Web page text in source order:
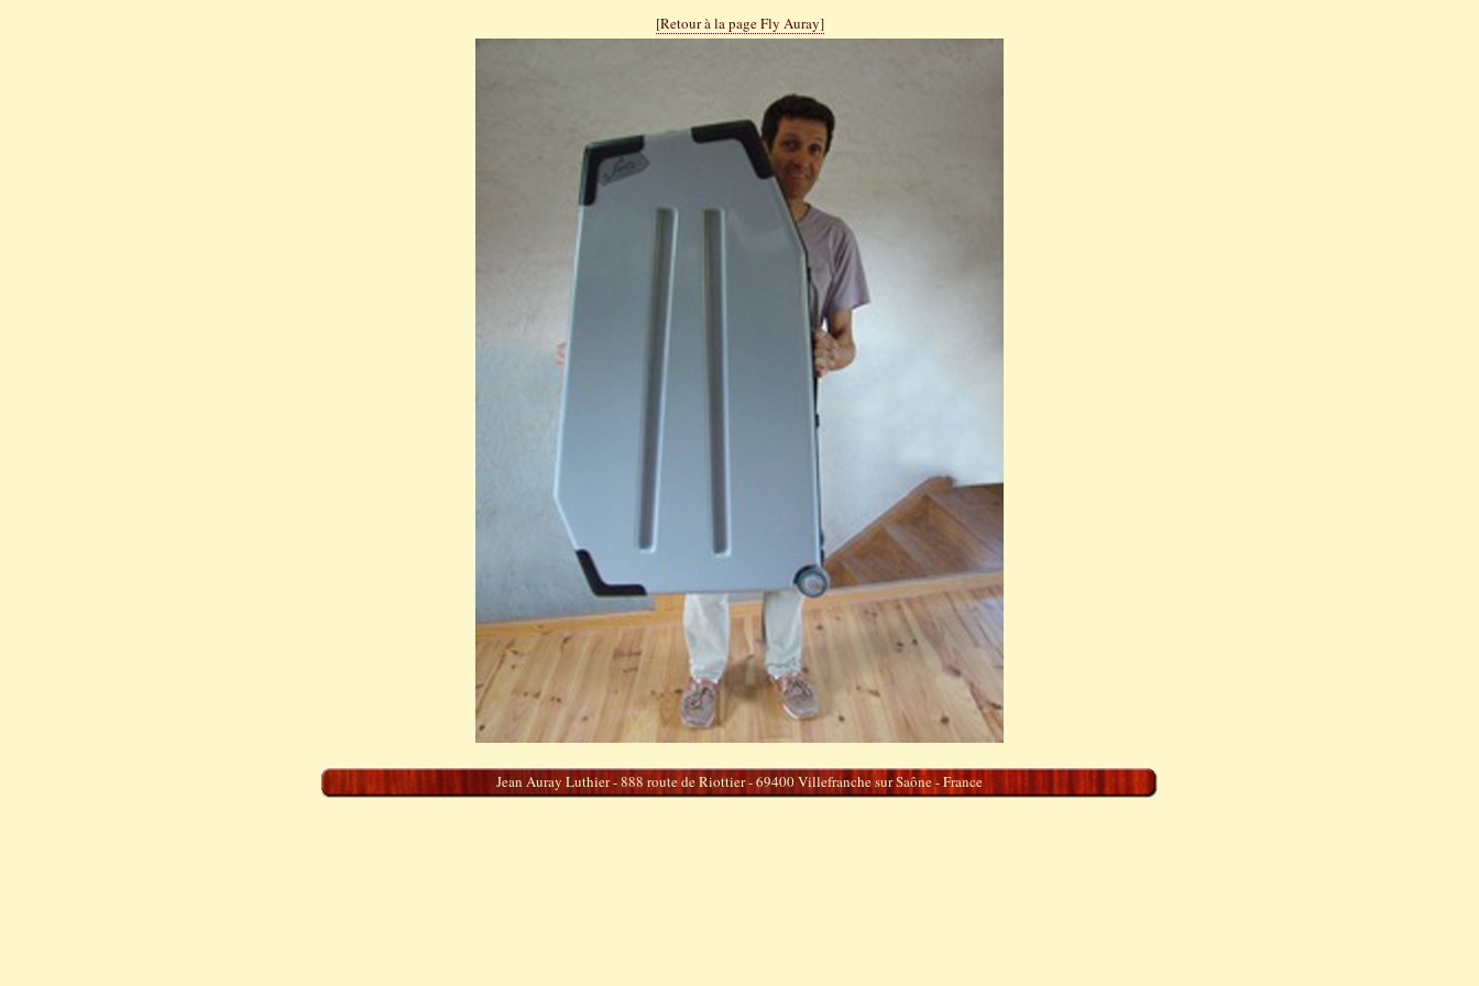
[Retour à la page Fly Auray]
Jean Auray Luthier - 888 route de Riottier - 69400 Villefranche sur Saône - France